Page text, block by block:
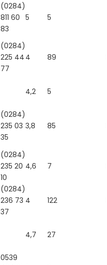
(0284)
811 60
83
5 5
(0284)
225 44
77
4 89
4,2 5
(0284)
235 03
35
3,8 85
(0284)
235 20
10
4,6 7
(0284)
236 73
37
4 122
4,7 27
0539